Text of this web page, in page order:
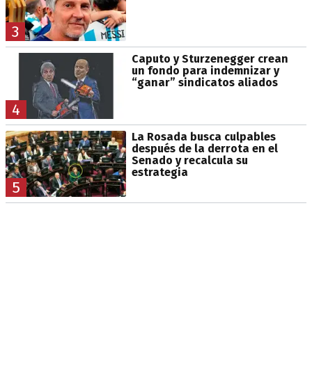
3
4
Caputo y Sturzenegger crean
un fondo para indemnizar y
“ganar” sindicatos aliados
5
La Rosada busca culpables
después de la derrota en el
Senado y recalcula su
estrategia